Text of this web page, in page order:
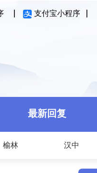
支付宝小程序
最新回复
榆林 汉中